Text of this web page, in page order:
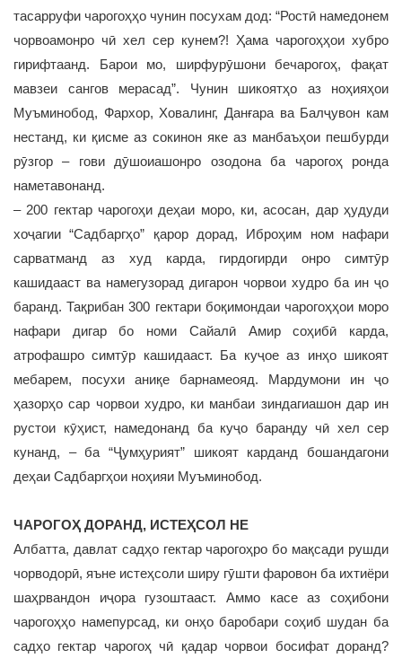
тасарруфи чарогоҳҳо чунин посухам дод: “Ростӣ намедонем
чорвоамонро чӣ хел сер кунем?! Ҳама чарогоҳҳои хубро
гирифтаанд. Барои мо, ширфурӯшони бечарогоҳ, фақат
мавзеи сангов мерасад”. Чунин шикоятҳо аз ноҳияҳои
Муъминобод, Фархор, Ховалинг, Данғара ва Балҷувон кам
нестанд, ки қисме аз сокинон яке аз манбаъҳои пешбурди
рӯзгор – гови дӯшоиашонро озодона ба чарогоҳ ронда
наметавонанд.
– 200 гектар чарогоҳи деҳаи моро, ки, асосан, дар ҳудуди
хоҷагии “Садбаргҳо” қарор дорад, Иброҳим ном нафари
сарватманд аз худ карда, гирдогирди онро симтӯр
кашидааст ва намегузорад дигарон чорвои худро ба ин ҷо
баранд. Тақрибан 300 гектари боқимондаи чарогоҳҳои моро
нафари дигар бо номи Сайалӣ Амир соҳибӣ карда,
атрофашро симтӯр кашидааст. Ба куҷое аз инҳо шикоят
мебарем, посухи аниқе барнамеояд. Мардумони ин ҷо
ҳазорҳо сар чорвои худро, ки манбаи зиндагиашон дар ин
рустои кӯҳист, намедонанд ба куҷо баранду чӣ хел сер
кунанд, – ба “Ҷумҳурият” шикоят карданд бошандагони
деҳаи Садбаргҳои ноҳияи Муъминобод.
ЧАРОГОҲ ДОРАНД, ИСТЕҲСОЛ НЕ
Албатта, давлат садҳо гектар чарогоҳро бо мақсади рушди
чорводорӣ, яъне истеҳсоли ширу гӯшти фаровон ба ихтиёри
шаҳрвандон иҷора гузоштааст. Аммо касе аз соҳибони
чарогоҳҳо намепурсад, ки онҳо баробари соҳиб шудан ба
садҳо гектар чарогоҳ чӣ қадар чорвои босифат доранд?